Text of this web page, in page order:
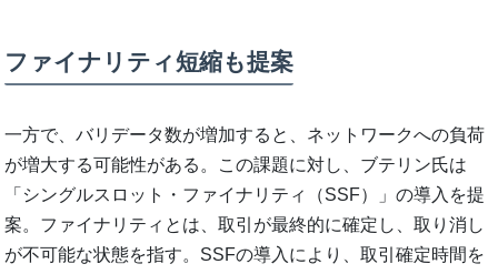
ファイナリティ短縮も提案
一方で、バリデータ数が増加すると、ネットワークへの負荷
が増大する可能性がある。この課題に対し、ブテリン氏は
「シングルスロット・ファイナリティ（SSF）」の導入を提
案。ファイナリティとは、取引が最終的に確定し、取り消し
が不可能な状態を指す。SSFの導入により、取引確定時間を